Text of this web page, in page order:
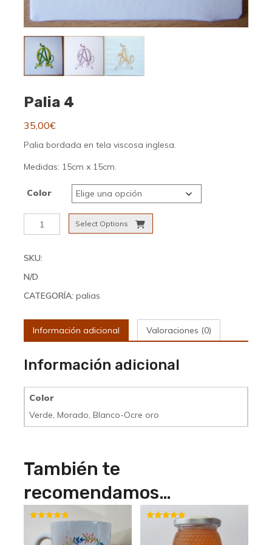
Palia 4
35,00€
Palia bordada en tela viscosa inglesa.
Medidas: 15cm x 15cm.
Color
Palia
4
Select Options
SKU:
N/D
CATEGORÍA: palias
Información adicional Valoraciones (0)
Información adicional
Color
Verde, Morado, Blanco-Ocre oro
También te
recomendamos…
5.00